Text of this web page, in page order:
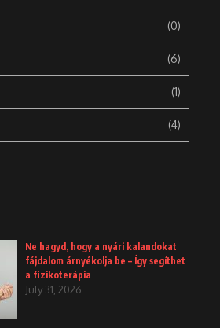
(0)
(6)
(1)
(4)
Ne hagyd, hogy a nyári kalandokat
fájdalom árnyékolja be – Így segíthet
a fizikoterápia
July 31, 2026